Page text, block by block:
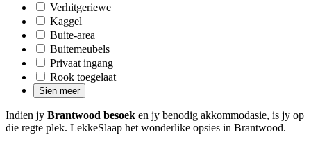
Verhitgeriewe
Kaggel
Buite-area
Buitemeubels
Privaat ingang
Rook toegelaat
Sien meer
Indien jy Brantwood besoek en jy benodig akkommodasie, is jy op
die regte plek. LekkeSlaap het wonderlike opsies in Brantwood.